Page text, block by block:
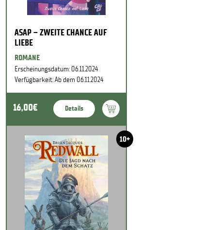
ASAP – ZWEITE CHANCE AUF
LIEBE
ROMANE
Erscheinungsdatum: 06.11.2024
Verfügbarkeit: Ab dem 06.11.2024
16,00€ Details
10+